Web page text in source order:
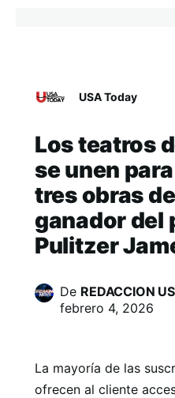
USA Today
Los teatros
se unen
tres obras
ganador del
Pulitzer
De REDACCION
febrero 4, 2026
La mayoría de las
ofrecen al cliente